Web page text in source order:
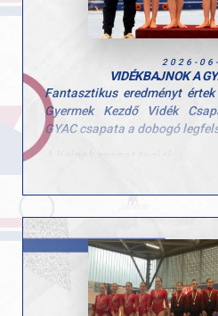
teljesítményhez!
2026-
VIDÉKBAJNOK A
Fantasztikus eredményt
Gyermek Kezdő Vidék
GYAC csapata a dobogó
Zoller-Delbó Zorka
Herenkovics Rozália
Szívből gratulálunk a
és a megérdemelt